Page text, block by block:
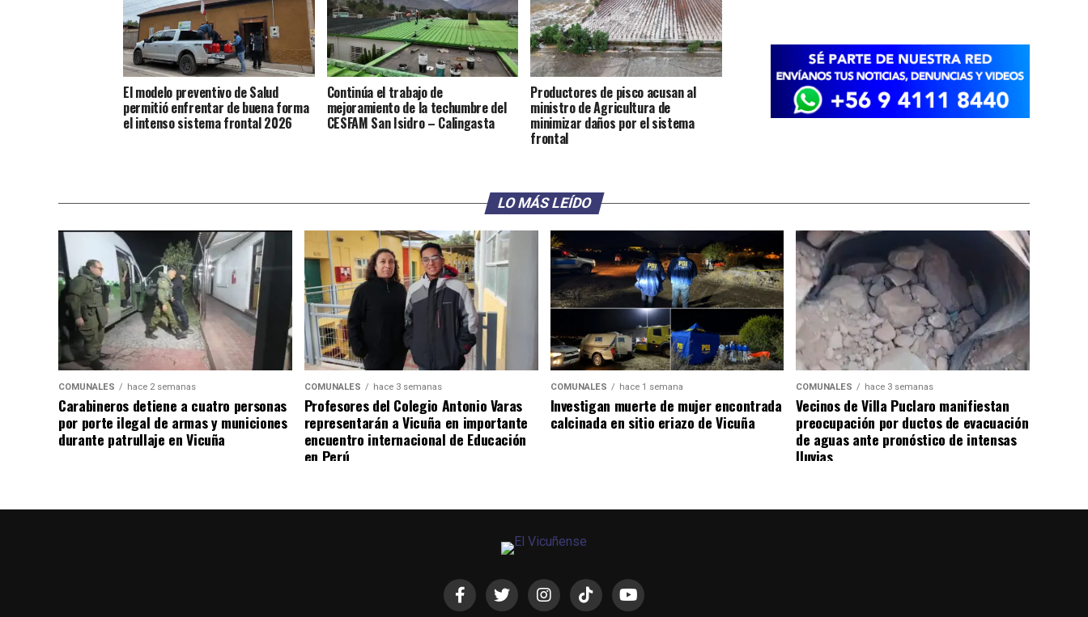
El modelo preventivo de Salud
permitió enfrentar de buena forma
el intenso sistema frontal 2026
Continúa el trabajo de
mejoramiento de la techumbre del
CESFAM San Isidro – Calingasta
Productores de pisco acusan al
ministro de Agricultura de
minimizar daños por el sistema
frontal
LO MÁS LEÍDO
COMUNALES hace 2 semanas
Carabineros detiene a cuatro personas
por porte ilegal de armas y municiones
durante patrullaje en Vicuña
COMUNALES hace 3 semanas
Profesores del Colegio Antonio Varas
representarán a Vicuña en importante
encuentro internacional de Educación
en Perú
COMUNALES hace 1 semana
Investigan muerte de mujer encontrada
calcinada en sitio eriazo de Vicuña
COMUNALES hace 3 semanas
Vecinos de Villa Puclaro manifiestan
preocupación por ductos de evacuación
de aguas ante pronóstico de intensas
lluvias